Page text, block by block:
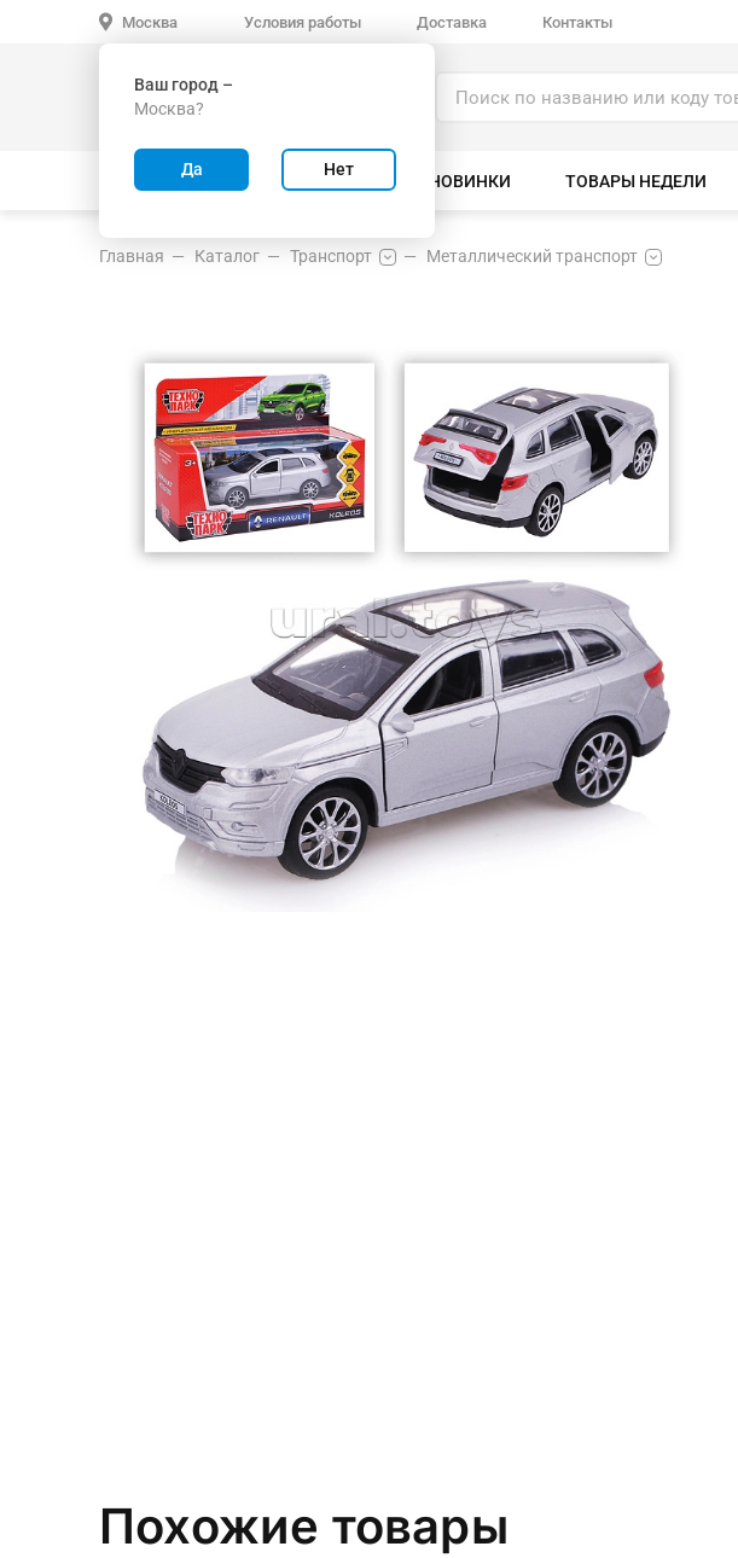
Москва
Ваш город –
Москва?
Да Нет
Условия работы Доставка Контакты
ВСЕ ТОВАРЫ ВЕЛОСИПЕДЫ НОВИНКИ ТОВАРЫ НЕДЕЛИ
Главная Каталог Транспорт Металлический транспорт
Похожие товары